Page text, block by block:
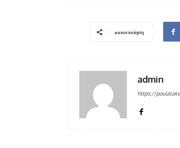
κοινοποίηση
admin
https://